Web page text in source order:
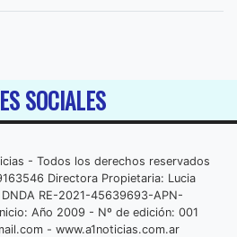
SOCIALES
- Todos los derechos reservados
Directora Propietaria: Lucia
RE-2021-45639693-APN-
Año 2009 - Nº de edición: 001
- www.a1noticias.com.ar